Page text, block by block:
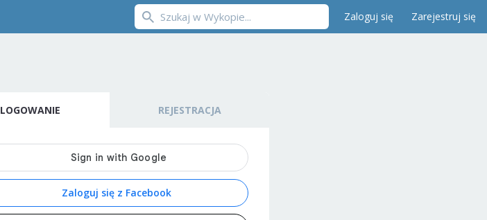
Zaloguj się Zarejestruj się
LOGOWANIE REJESTRACJA
Zaloguj się z Facebook